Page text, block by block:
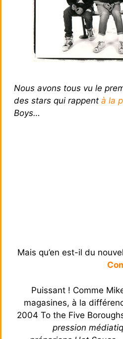
Nous avons tous vu le
des stars qui rappent à la
Boys…
Mais qu’en est-il du
Puissant ! Comme
magasines, à la
2004 To the Five
pression